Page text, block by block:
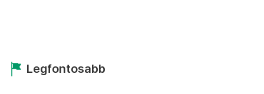
Legfontosabb